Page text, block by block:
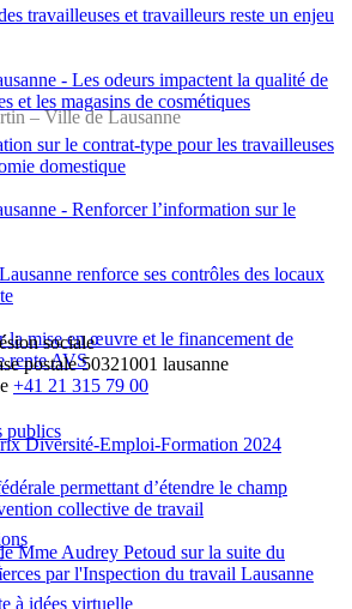
– Ville de Lausanne
travailleuses et travailleurs reste un enjeu
- Les odeurs impactent la qualité de
et les magasins de cosmétiques
sur le contrat-type pour les travailleuses
domestique
- Renforcer l’information sur le
renforce ses contrôles des locaux
mise en œuvre et le financement de
rente AVS
Diversité-Emploi-Formation 2024
permettant d’étendre le champ
collective de travail
Mme Audrey Petoud sur la suite du
par l'Inspection du travail Lausanne
sociale
postale 50321001 lausanne
+41 21 315 79 00
publics
à idées virtuelle